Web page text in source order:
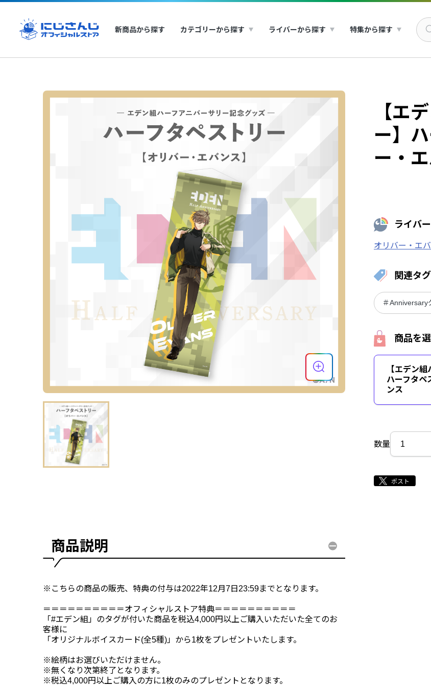
新商品から探す カテゴリーから探す ライバーから探す 特集から探す
【エ
ー】
ー・
ライバー
オリバー・エ
関連タグ
＃Anniversary
商品を
【エデン
ハーフタペ
ンス
数量
商品説明
※こちらの商品の販売、特典の付与は2022年12月7日23:59までとなります。
＝＝＝＝＝＝＝＝＝＝オフィシャルストア特典＝＝＝＝＝＝＝＝＝＝
「#エデン組」のタグが付いた商品を税込4,000円以上ご購入いただいた全てのお
客様に
「オリジナルボイスカード(全5種)」から1枚をプレゼントいたします。
※絵柄はお選びいただけません。
※無くなり次第終了となります。
※税込4,000円以上ご購入の方に1枚のみのプレゼントとなります。